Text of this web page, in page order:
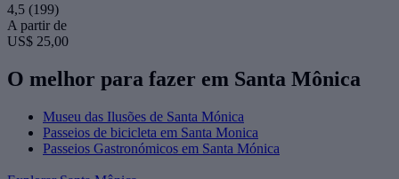
4,5 (199)
A partir de
US$ 25,00
O melhor para fazer em Santa Mônica
Museu das Ilusões de Santa Mónica
Passeios de bicicleta em Santa Monica
Passeios Gastronómicos em Santa Mónica